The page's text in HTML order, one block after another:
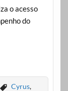
o acesso
do
Cyrus,